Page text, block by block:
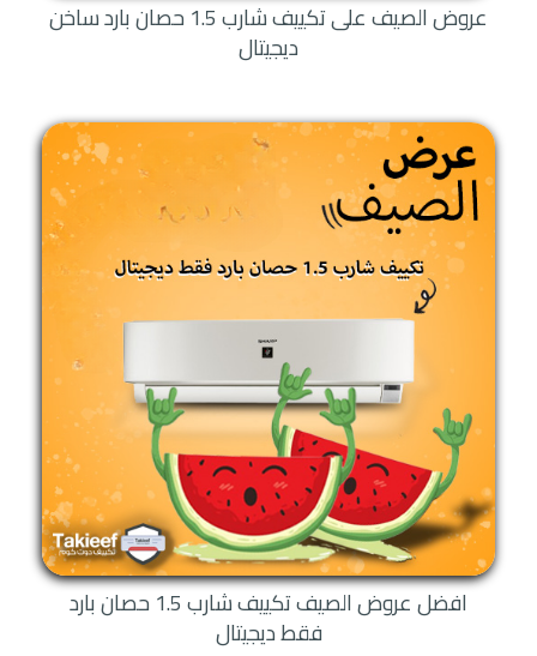
عروض الصيف على تكييف شارب 1.5 حصان بارد ساخن
ديجيتال
افضل عروض الصيف تكييف شارب 1.5 حصان بارد
فقط ديجيتال